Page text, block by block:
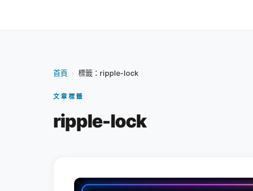
首頁 › 標籤：ripple-lock
文章標籤
ripple-lock